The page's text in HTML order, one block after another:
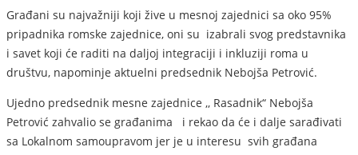
Građani su najvažniji koji žive u mesnoj zajednici sa oko 95%
pripadnika romske zajednice, oni su izabrali svog predstavnika
i savet koji će raditi na daljoj integraciji i inkluziji roma u
društvu, napominje aktuelni predsednik Nebojša Petrović.
Ujedno predsednik mesne zajednice ,, Rasadnik“ Nebojša
Petrović zahvalio se građanima i rekao da će i dalje sarađivati
sa Lokalnom samoupravom jer je u interesu svih građana